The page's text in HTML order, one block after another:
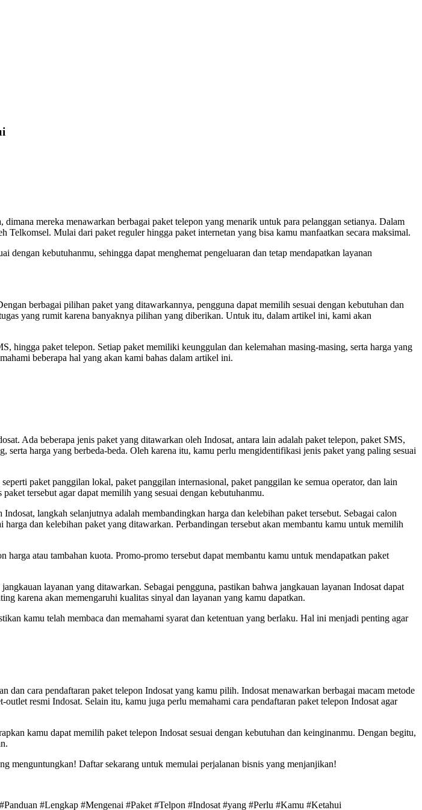
mereka menawarkan berbagai paket telepon yang menarik untuk para pelanggan setianya. Dalam
Mulai dari paket reguler hingga paket internetan yang bisa kamu manfaatkan secara maksimal.
kebutuhanmu, sehingga dapat menghemat pengeluaran dan tetap mendapatkan layanan
berbagai pilihan paket yang ditawarkannya, pengguna dapat memilih sesuai dengan kebutuhan dan
yang rumit karena banyaknya pilihan yang diberikan. Untuk itu, dalam artikel ini, kami akan
hingga paket telepon. Setiap paket memiliki keunggulan dan kelemahan masing-masing, serta harga yang
beberapa hal yang akan kami bahas dalam artikel ini.
Ada beberapa jenis paket yang ditawarkan oleh Indosat, antara lain adalah paket telepon, paket SMS,
harga yang berbeda-beda. Oleh karena itu, kamu perlu mengidentifikasi jenis paket yang paling sesuai
paket panggilan lokal, paket panggilan internasional, paket panggilan ke semua operator, dan lain
tersebut agar dapat memilih yang sesuai dengan kebutuhanmu.
langkah selanjutnya adalah membandingkan harga dan kelebihan paket tersebut. Sebagai calon
dan kelebihan paket yang ditawarkan. Perbandingan tersebut akan membantu kamu untuk memilih
atau tambahan kuota. Promo-promo tersebut dapat membantu kamu untuk mendapatkan paket
layanan yang ditawarkan. Sebagai pengguna, pastikan bahwa jangkauan layanan Indosat dapat
karena akan memengaruhi kualitas sinyal dan layanan yang kamu dapatkan.
kamu telah membaca dan memahami syarat dan ketentuan yang berlaku. Hal ini menjadi penting agar
dan cara pendaftaran paket telepon Indosat yang kamu pilih. Indosat menawarkan berbagai macam metode
resmi Indosat. Selain itu, kamu juga perlu memahami cara pendaftaran paket telepon Indosat agar
kamu dapat memilih paket telepon Indosat sesuai dengan kebutuhan dan keinginanmu. Dengan begitu,
menguntungkan! Daftar sekarang untuk memulai perjalanan bisnis yang menjanjikan!
#Lengkap #Mengenai #Paket #Telpon #Indosat #yang #Perlu #Kamu #Ketahui